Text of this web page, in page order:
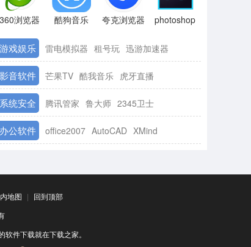
360浏览器 酷狗音乐 夸克浏览器 photoshop
游戏娱乐 雷电模拟器 租号玩 迅游加速器
影音软件 芒果TV 酷我音乐 虎牙直播
系统安全 腾讯管家 鲁大师 2345卫士
办公软件 office2007 AutoCAD XMind
地图 | 回到顶部
件下载就在下载之家。